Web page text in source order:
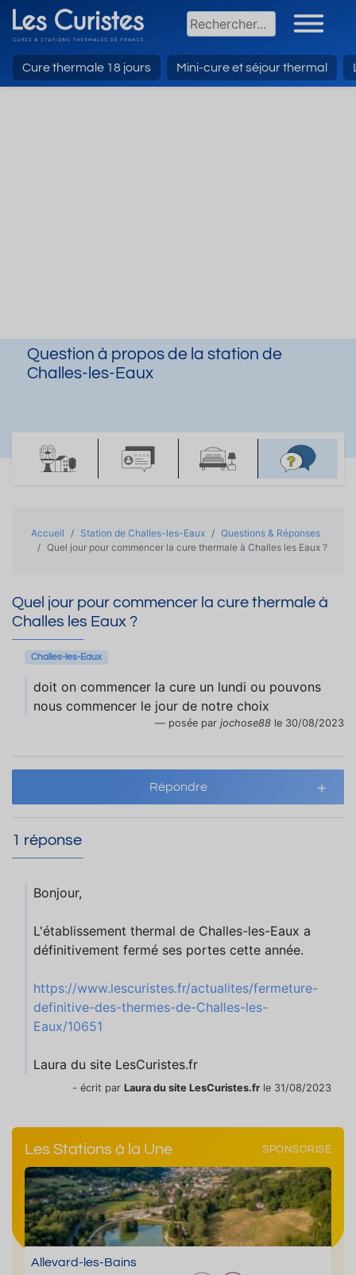
Cure thermale 18 jours Mini-cure et séjour thermal
Question à propos de la station de
Challes-les-Eaux
Accueil Station de Challes-les-Eaux
Questions & Réponses
Quel jour pour commencer la cure thermale à Challes les Eaux ?
Quel jour pour commencer la cure thermale à
Challes les Eaux ?
Challes-les-Eaux
doit on commencer la cure un lundi ou pouvons
nous commencer le jour de notre choix
posée par jochose88 le 30/08/2023
Répondre
1 réponse
Bonjour,
L'établissement thermal de Challes-les-Eaux a
définitivement fermé ses portes cette année.
https://www.lescuristes.fr/actualites/fermeture-
definitive-des-thermes-de-Challes-les-
Eaux/10651
Laura du site LesCuristes.fr
- écrit par Laura du site LesCuristes.fr le 31/08/2023
Les Stations à la Une SPONSORISÉ
Allevard-les-Bains